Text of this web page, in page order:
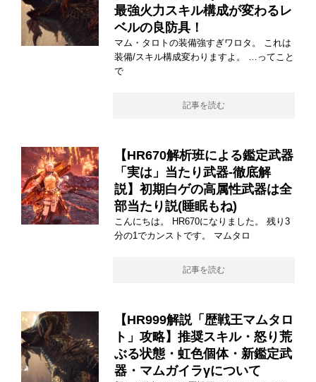
最強火力スキル構成が変わるレ
ベルの良防具！
マム・タロトの装備強すぎワロタ。 これは
装備/スキル構成変わりますよ。 …ってこと
で
記事を読む
【HR670解析班による鑑定武器
「実は」当たり武器-徹底解
説】初期白ゲの高属性武器は全
部当たり説(睡眠もね)
こんにちは。 HR670になりました。 残り3
分の1でカンストです。 マムタロ
記事を読む
【HR999解説「歴戦王マムタロ
ト」攻略】推奨スキル・怒り荒
ぶる状態・虹色個体・新鑑定武
器・マムガイラγについて